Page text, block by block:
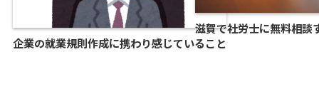
企業の就業規則作成に携わり感じていること
滋賀で社労士に無料相談